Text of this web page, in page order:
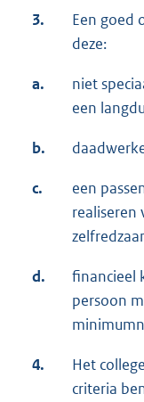
3.
Een goed
deze:
a.
niet
een
b.
c.
een
realiseren
d.
financieel
persoon
4.
Het
criteria